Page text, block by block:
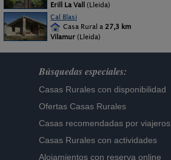
Erill La Vall
(Lleida)
Cal Blasi
Casa Rural a 27,3 km
Vilamur (Lleida)
Búsquedas especiales:
Casas Rurales con disponibilidad
Ofertas Casas Rurales
Casas recomendadas por viajeros
Casas Rurales con actividades
Alojamientos con reserva online